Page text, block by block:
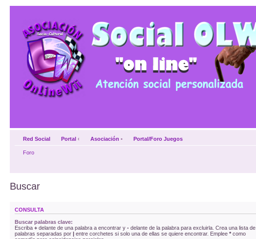
Red Social Portal ‹ Asociación • Portal/Foro Juegos
Foro
Buscar
CONSULTA
Buscar palabras clave:
Escriba + delante de una palabra a encontrar y - delante de la palabra para excluirla. Crea una lista de
palabras separadas por | entre corchetes si solo una de ellas se quiere encontrar. Emplee * como